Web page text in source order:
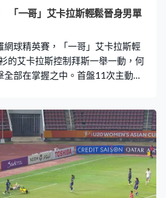
「一哥」艾卡拉斯輕鬆晉身男單
網球精英賽，「一哥」艾卡拉斯輕
的艾卡拉斯控制拜斯一舉一動，何
部在掌握之中。首盤11次主動得
去一哥寶座只是遲早的事，專心做
，這盤第三次破發，大勝6比1。上
斯的衛冕之路有個好開始。第二
出第6球ACE，再贏6比3，直落兩盤
歷冼拿同樣直落兩盤打入16強。面
特先贏6比3，連同今場，冼拿於